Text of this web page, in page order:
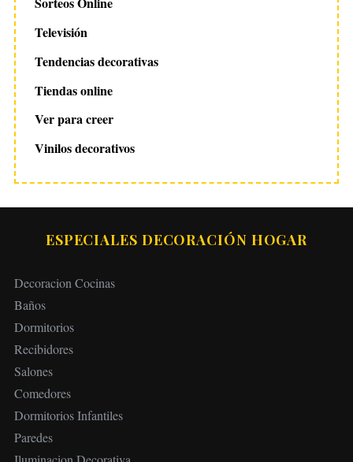
Televisión
Tendencias decorativas
Tiendas online
Ver para creer
Vinilos decorativos
ESPECIALES DECORACIÓN HOGAR
Decoracion Cocinas
Baños
Dormitorios
Recibidores
Salones
Comedores
Dormitorios Infantiles
Paredes